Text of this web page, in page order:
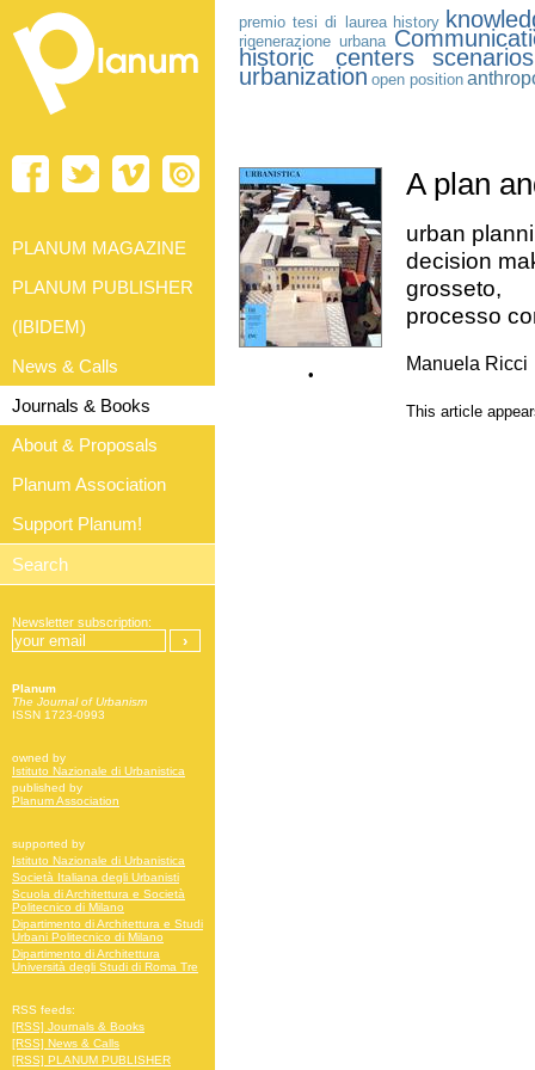
premio tesi di laurea history
rigenerazione urbana
historic centers scenarios
urbanization open position
•
A plan
urban
decision
grosseto,
processo
Manuela Ricci
This article
PLANUM MAGAZINE
PLANUM PUBLISHER
(IBIDEM)
News & Calls
Journals & Books
About & Proposals
Planum Association
Support Planum!
Newsletter subscription:
Planum
The Journal of Urbanism
ISSN 1723-0993
owned by
Istituto Nazionale di Urbanistica
published by
Planum Association
supported by
Istituto Nazionale di Urbanistica
Società Italiana degli Urbanisti
Scuola di Architettura e Società
Politecnico di Milano
Dipartimento di Architettura e Studi
Urbani Politecnico di Milano
Dipartimento di Architettura
Università degli Studi di Roma Tre
RSS feeds:
[RSS] Journals & Books
[RSS] News & Calls
[RSS] PLANUM PUBLISHER